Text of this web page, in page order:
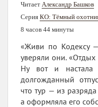
Читает Александр Башков
Серия КО: Тёмный
8 часов 44 минуты
«Живи по Кодексу
уверяли они.
Ну вот и настала
долгожданный
что тур — из разряда
а оформляла его